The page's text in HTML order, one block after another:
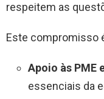
respeitem as
Este compromisso
Apoio às PME
essenciais da